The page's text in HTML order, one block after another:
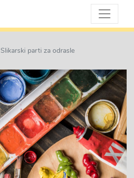
Slikarski parti za odrasle